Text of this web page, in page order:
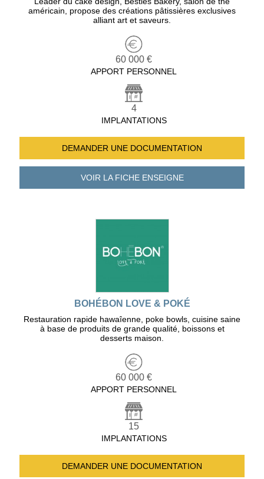
américain, propose des créations pâtissières exclusives
alliant art et saveurs.
60 000 €
APPORT PERSONNEL
4
IMPLANTATIONS
DEMANDER UNE DOCUMENTATION
VOIR LA FICHEENSEIGNE
BOHÉBON LOVE & POKÉ
Restauration rapide hawaîenne, poke bowls, cuisine saine
à base de produits de grande qualité, boissons et
desserts maison.
60 000 €
APPORT PERSONNEL
15
IMPLANTATIONS
DEMANDER UNE DOCUMENTATION